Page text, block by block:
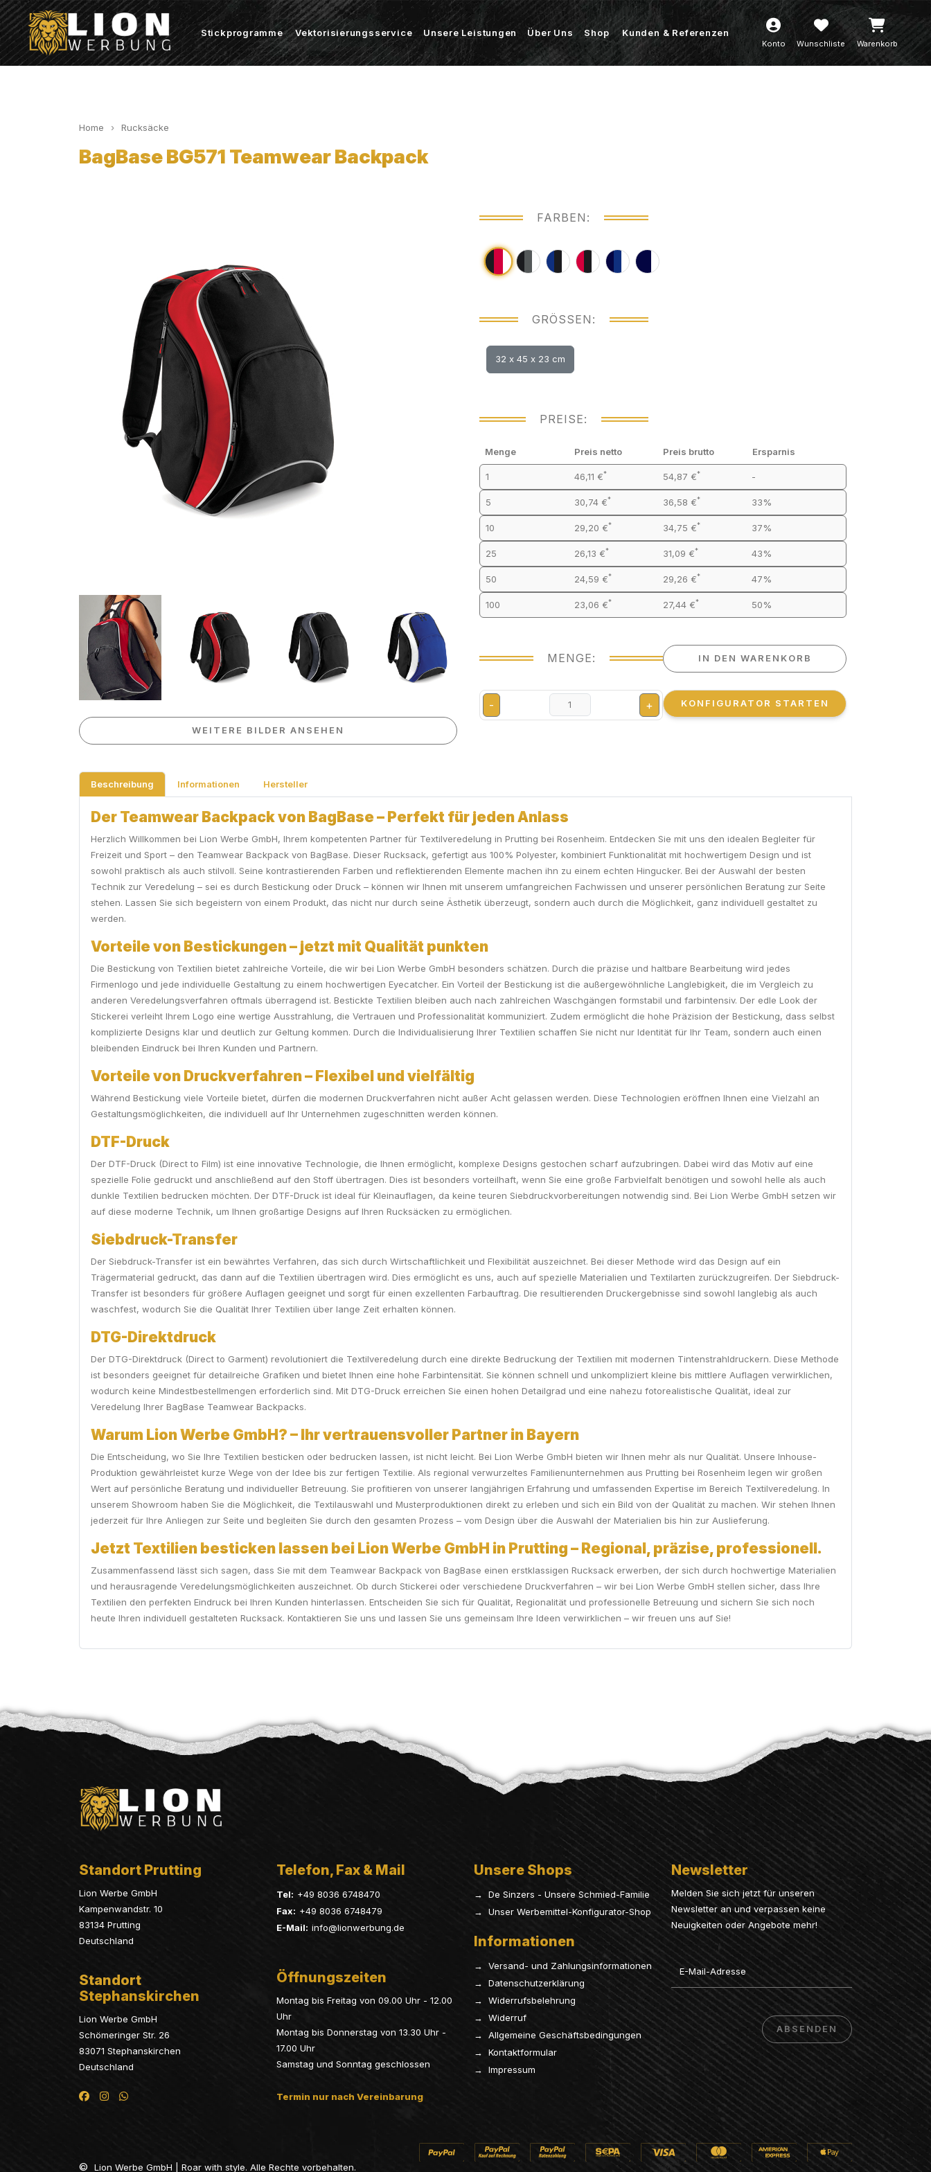
Stickprogramme Vektorisierungsservice Unsere Leistungen Über Uns Shop Kunden & Referenzen
Konto Wunschliste Warenkorb
Home Rucksäcke
BagBase BG571 Teamwear Backpack
WEITERE BILDER ANSEHEN
FARBEN:
GRÖSSEN:
32 x 45 x 23 cm
PREISE:
Menge Preis netto Preis brutto Ersparnis
1 46,11 €* 54,87 €* -
5 30,74 €* 36,58 €* 33%
10 29,20 €* 34,75 €* 37%
25 26,13 €* 31,09 €* 43%
50 24,59 €* 29,26 €* 47%
100 23,06 €* 27,44 €* 50%
MENGE:
- +
IN DEN WARENKORB
KONFIGURATOR STARTEN
Beschreibung Informationen Hersteller
Der Teamwear Backpack von BagBase – Perfekt für jeden Anlass
Herzlich Willkommen bei Lion Werbe GmbH, Ihrem kompetenten Partner für Textilveredelung in Prutting bei Rosenheim. Entdecken Sie mit uns den idealen Begleiter für
Freizeit und Sport – den Teamwear Backpack von BagBase. Dieser Rucksack, gefertigt aus 100% Polyester, kombiniert Funktionalität mit hochwertigem Design und ist
sowohl praktisch als auch stilvoll. Seine kontrastierenden Farben und reflektierenden Elemente machen ihn zu einem echten Hingucker. Bei der Auswahl der besten
Technik zur Veredelung – sei es durch Bestickung oder Druck – können wir Ihnen mit unserem umfangreichen Fachwissen und unserer persönlichen Beratung zur Seite
stehen. Lassen Sie sich begeistern von einem Produkt, das nicht nur durch seine Ästhetik überzeugt, sondern auch durch die Möglichkeit, ganz individuell gestaltet zu
werden.
Vorteile von Bestickungen – jetzt mit Qualität punkten
Die Bestickung von Textilien bietet zahlreiche Vorteile, die wir bei Lion Werbe GmbH besonders schätzen. Durch die präzise und haltbare Bearbeitung wird jedes
Firmenlogo und jede individuelle Gestaltung zu einem hochwertigen Eyecatcher. Ein Vorteil der Bestickung ist die außergewöhnliche Langlebigkeit, die im Vergleich zu
anderen Veredelungsverfahren oftmals überragend ist. Bestickte Textilien bleiben auch nach zahlreichen Waschgängen formstabil und farbintensiv. Der edle Look der
Stickerei verleiht Ihrem Logo eine wertige Ausstrahlung, die Vertrauen und Professionalität kommuniziert. Zudem ermöglicht die hohe Präzision der Bestickung, dass selbst
komplizierte Designs klar und deutlich zur Geltung kommen. Durch die Individualisierung Ihrer Textilien schaffen Sie nicht nur Identität für Ihr Team, sondern auch einen
bleibenden Eindruck bei Ihren Kunden und Partnern.
Vorteile von Druckverfahren – Flexibel und vielfältig
Während Bestickung viele Vorteile bietet, dürfen die modernen Druckverfahren nicht außer Acht gelassen werden. Diese Technologien eröffnen Ihnen eine Vielzahl an
Gestaltungsmöglichkeiten, die individuell auf Ihr Unternehmen zugeschnitten werden können.
DTF-Druck
Der DTF-Druck (Direct to Film) ist eine innovative Technologie, die Ihnen ermöglicht, komplexe Designs gestochen scharf aufzubringen. Dabei wird das Motiv auf eine
spezielle Folie gedruckt und anschließend auf den Stoff übertragen. Dies ist besonders vorteilhaft, wenn Sie eine große Farbvielfalt benötigen und sowohl helle als auch
dunkle Textilien bedrucken möchten. Der DTF-Druck ist ideal für Kleinauflagen, da keine teuren Siebdruckvorbereitungen notwendig sind. Bei Lion Werbe GmbH setzen wir
auf diese moderne Technik, um Ihnen großartige Designs auf Ihren Rucksäcken zu ermöglichen.
Siebdruck-Transfer
Der Siebdruck-Transfer ist ein bewährtes Verfahren, das sich durch Wirtschaftlichkeit und Flexibilität auszeichnet. Bei dieser Methode wird das Design auf ein
Trägermaterial gedruckt, das dann auf die Textilien übertragen wird. Dies ermöglicht es uns, auch auf spezielle Materialien und Textilarten zurückzugreifen. Der Siebdruck-
Transfer ist besonders für größere Auflagen geeignet und sorgt für einen exzellenten Farbauftrag. Die resultierenden Druckergebnisse sind sowohl langlebig als auch
waschfest, wodurch Sie die Qualität Ihrer Textilien über lange Zeit erhalten können.
DTG-Direktdruck
Der DTG-Direktdruck (Direct to Garment) revolutioniert die Textilveredelung durch eine direkte Bedruckung der Textilien mit modernen Tintenstrahldruckern. Diese Methode
ist besonders geeignet für detailreiche Grafiken und bietet Ihnen eine hohe Farbintensität. Sie können schnell und unkompliziert kleine bis mittlere Auflagen verwirklichen,
wodurch keine Mindestbestellmengen erforderlich sind. Mit DTG-Druck erreichen Sie einen hohen Detailgrad und eine nahezu fotorealistische Qualität, ideal zur
Veredelung Ihrer BagBase Teamwear Backpacks.
Warum Lion Werbe GmbH? – Ihr vertrauensvoller Partner in Bayern
Die Entscheidung, wo Sie Ihre Textilien besticken oder bedrucken lassen, ist nicht leicht. Bei Lion Werbe GmbH bieten wir Ihnen mehr als nur Qualität. Unsere Inhouse-
Produktion gewährleistet kurze Wege von der Idee bis zur fertigen Textilie. Als regional verwurzeltes Familienunternehmen aus Prutting bei Rosenheim legen wir großen
Wert auf persönliche Beratung und individueller Betreuung. Sie profitieren von unserer langjährigen Erfahrung und umfassenden Expertise im Bereich Textilveredelung. In
unserem Showroom haben Sie die Möglichkeit, die Textilauswahl und Musterproduktionen direkt zu erleben und sich ein Bild von der Qualität zu machen. Wir stehen Ihnen
jederzeit für Ihre Anliegen zur Seite und begleiten Sie durch den gesamten Prozess – vom Design über die Auswahl der Materialien bis hin zur Auslieferung.
Jetzt Textilien besticken lassen bei Lion Werbe GmbH in Prutting – Regional, präzise, professionell.
Zusammenfassend lässt sich sagen, dass Sie mit dem Teamwear Backpack von BagBase einen erstklassigen Rucksack erwerben, der sich durch hochwertige Materialien
und herausragende Veredelungsmöglichkeiten auszeichnet. Ob durch Stickerei oder verschiedene Druckverfahren – wir bei Lion Werbe GmbH stellen sicher, dass Ihre
Textilien den perfekten Eindruck bei Ihren Kunden hinterlassen. Entscheiden Sie sich für Qualität, Regionalität und professionelle Betreuung und sichern Sie sich noch
heute Ihren individuell gestalteten Rucksack. Kontaktieren Sie uns und lassen Sie uns gemeinsam Ihre Ideen verwirklichen – wir freuen uns auf Sie!
Standort Prutting
Lion Werbe GmbH
Kampenwandstr. 10
83134 Prutting
Deutschland
Standort
Stephanskirchen
Lion Werbe GmbH
Schömeringer Str. 26
83071 Stephanskirchen
Deutschland
Telefon, Fax & Mail
Tel: +49 8036 6748470
Fax: +49 8036 6748479
E-Mail: info@lionwerbung.de
Öffnungszeiten
Montag bis Freitag von 09.00 Uhr - 12.00
Uhr
Montag bis Donnerstag von 13.30 Uhr -
17.00 Uhr
Samstag und Sonntag geschlossen
Termin nur nach Vereinbarung
Unsere Shops
→ De Sinzers - Unsere Schmied-Familie
→ Unser Werbemittel-Konfigurator-Shop
Informationen
→ Versand- und Zahlungsinformationen
→ Datenschutzerklärung
→ Widerrufsbelehrung
→ Widerruf
→ Allgemeine Geschäftsbedingungen
→ Kontaktformular
→ Impressum
Newsletter
Melden Sie sich jetzt für unseren
Newsletter an und verpassen keine
Neuigkeiten oder Angebote mehr!
Email
ABSENDEN
© Lion Werbe GmbH | Roar with style. Alle Rechte vorbehalten.